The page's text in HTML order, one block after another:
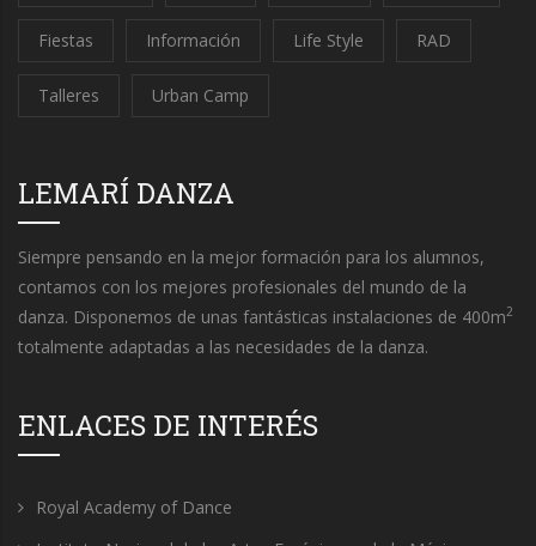
Fiestas Información Life Style RAD
Talleres Urban Camp
LEMARÍ DANZA
Siempre pensando en la mejor formación para los alumnos,
contamos con los mejores profesionales del mundo de la
danza. Disponemos de unas fantásticas instalaciones de 400m2
totalmente adaptadas a las necesidades de la danza.
ENLACES DE INTERÉS
Royal Academy of Dance